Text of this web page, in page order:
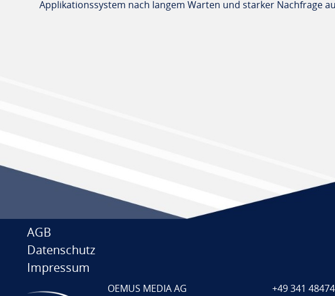
Applikationssystem nach langem Warten und starker Nachfrage
AGB
Datenschutz
Impressum
OEMUS MEDIA AG +49 341